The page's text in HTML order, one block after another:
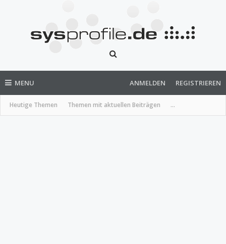
MENU
Heutige Themen Themen mit aktuellen Beiträgen ...
ANMELDEN REGISTRIEREN